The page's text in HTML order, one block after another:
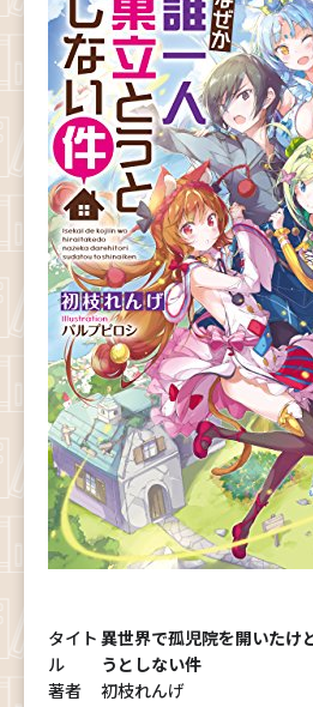
タイト
ル
異世界で孤児院を開いたけ
うとしない件
著者
初枝れんげ